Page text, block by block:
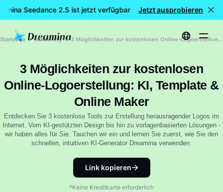
Seedance 2.5 ist jetzt verfügbar 🎉 Neues Modell
Jetzt ausprobieren
Startseite Marketing 3 Möglichkeiten zur kostenlosen Online-Logoerstellung: KI, Template & Online Maker
3 Möglichkeiten zur kostenlosen
Online-Logoerstellung: KI, Template &
Online Maker
Entdecken Sie 3 kostenlose Tools zur Erstellung herausragender Logos im
Internet. Vom KI-gestützten Design bis hin zu vorlagenbasierten Lösungen -
wir haben alles für Sie. Tauchen wir ein und lernen Sie zuerst, wie Sie den
schnellen, intuitiven KI-Generator Dreamina verwenden.
Link kopieren
*Keine Kreditkarte erforderlich